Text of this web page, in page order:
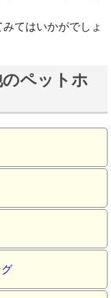
てはいかがでしょ
ペットホ